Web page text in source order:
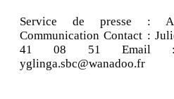
Service de presse :
Communication Contact :
41 08 51 Email :
yglinga.sbc@wanadoo.fr